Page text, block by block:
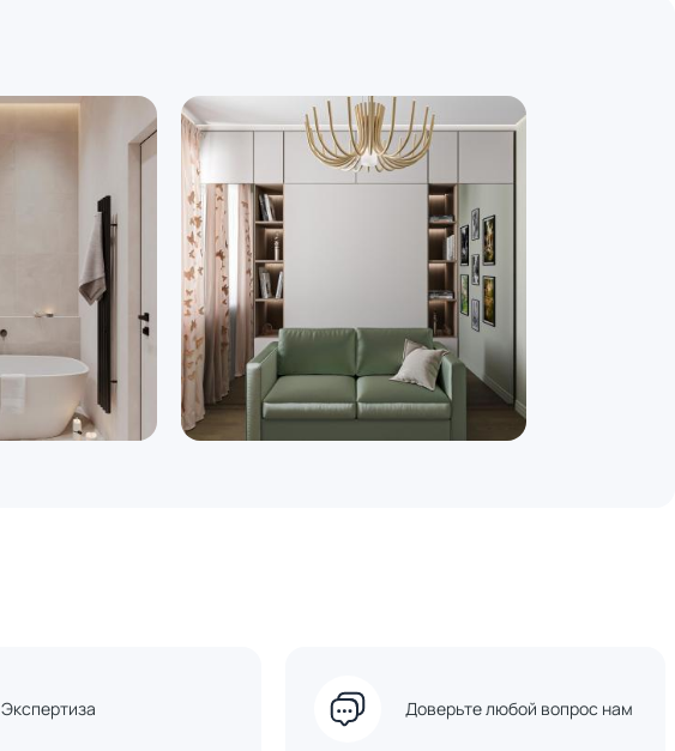
Экспертиза Доверьте любой вопрос нам